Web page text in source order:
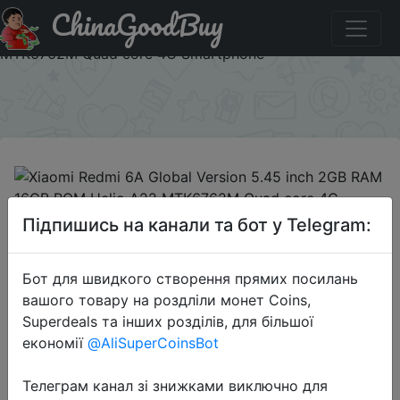
Придбати по знижці 9BGR6A2G Xiaomi Redmi 6A Global
Version 5.45 inch 2GB RAM 16GB ROM Helio A22
MTK6762M Quad core 4G Smartphone
ChinaGoodBuy
2018-09-14
Xiaomi Redmi 6A Global Version
5.45 inch 2GB RAM 16GB ROM Helio
A22 MTK6762M Quad core 4G
Smartphone
$88.87
Підпишись на канали та бот у Telegram:
Бот для швидкого створення прямих посилань
вашого товару на роздліли монет Coins,
Superdeals та інших розділів, для більшої
економії @AliSuperCoinsBot
Телеграм канал зі знижками виключно для